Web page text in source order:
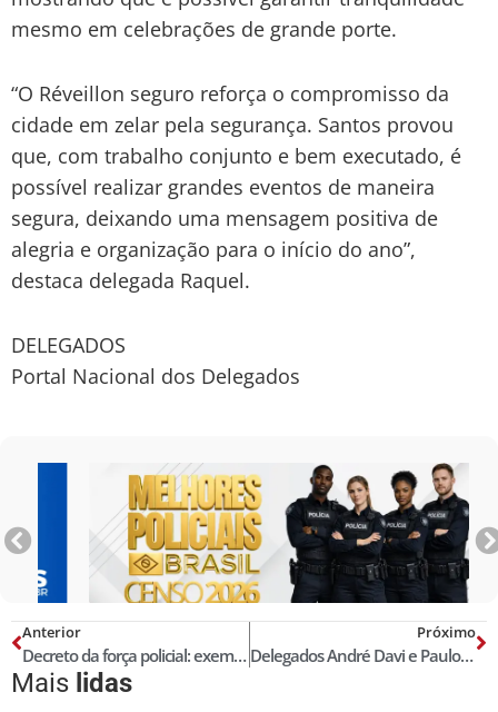
mesmo em celebrações de grande porte.
“O Réveillon seguro reforça o compromisso da
cidade em zelar pela segurança. Santos provou
que, com trabalho conjunto e bem executado, é
possível realizar grandes eventos de maneira
segura, deixando uma mensagem positiva de
alegria e organização para o início do ano”,
destaca delegada Raquel.
DELEGADOS
Portal Nacional dos Delegados
Anterior
Decreto da força policial: exemplo de redundância e de fraqueza política
Próximo
Delegados André Davi e Paulo Márcio assumem secretarias municipais de Aracaju
Mais lidas